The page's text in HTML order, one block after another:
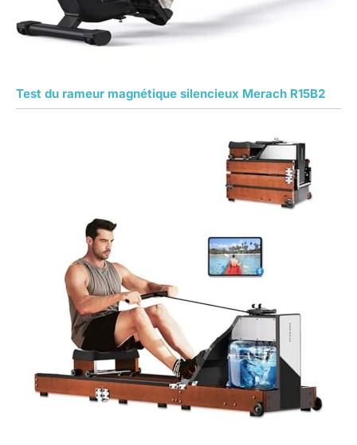
Test du rameur magnétique silencieux Merach R15B2